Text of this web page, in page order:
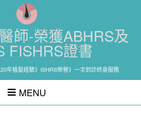
師-榮獲ABHRS及
FISHRS證書
年植髮經驗》ISHRS榮譽》一次到診終身服務
MENU